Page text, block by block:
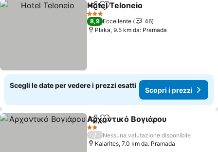
CondividiAggiungi ai preferiti
Hotel Teloneio
3 Stelle
8,9 Eccellente
46
Plaka, 9.5 km da: Pramada
Scegli le date per vedere i prezzi esatti
Scopri i prezzi
CondividiAggiungi ai preferiti
Αρχοντικό Βογιάρου
2 Stelle
/
Nessuna valutazione disponibile
Kalarites, 7.0 km da: Pramada